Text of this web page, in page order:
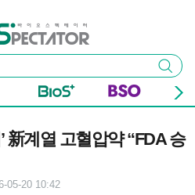
테이터
검색
新계열 고혈압약 “FDA 승
05-20 10:42